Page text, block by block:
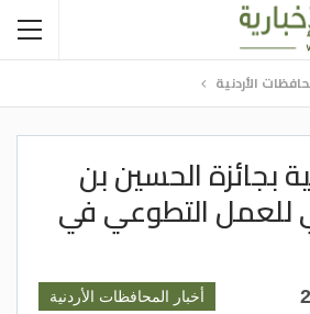
الأردنية
بجائزة الحسين بن
للعمل التطوعي في
أخبار المحافظات الأردنية